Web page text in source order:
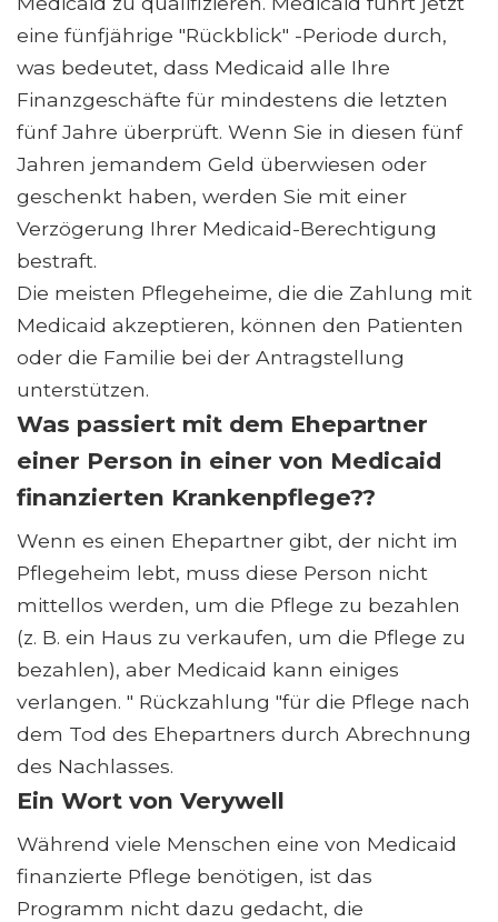
eine fünfjährige "Rückblick" -Periode durch,
was bedeutet, dass Medicaid alle Ihre
Finanzgeschäfte für mindestens die letzten
fünf Jahre überprüft. Wenn Sie in diesen fünf
Jahren jemandem Geld überwiesen oder
geschenkt haben, werden Sie mit einer
Verzögerung Ihrer Medicaid-Berechtigung
bestraft.
Die meisten Pflegeheime, die die Zahlung mit
Medicaid akzeptieren, können den Patienten
oder die Familie bei der Antragstellung
unterstützen.
Was passiert mit dem Ehepartner
einer Person in einer von Medicaid
finanzierten Krankenpflege??
Wenn es einen Ehepartner gibt, der nicht im
Pflegeheim lebt, muss diese Person nicht
mittellos werden, um die Pflege zu bezahlen
(z. B. ein Haus zu verkaufen, um die Pflege zu
bezahlen), aber Medicaid kann einiges
verlangen. " Rückzahlung "für die Pflege nach
dem Tod des Ehepartners durch Abrechnung
des Nachlasses.
Ein Wort von Verywell
Während viele Menschen eine von Medicaid
finanzierte Pflege benötigen, ist das
Programm nicht dazu gedacht, die